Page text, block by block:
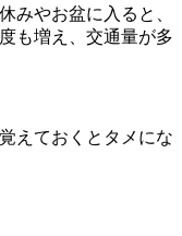
みやお盆に入ると、
も増え、交通量が多
えておくとタメにな